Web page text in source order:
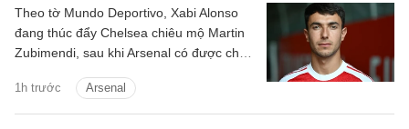
1h trước Arsenal
Theo tờ Mundo Deportivo, Xabi Alonso
đang thúc đẩy Chelsea chiêu mộ Martin
Zubimendi, sau khi Arsenal có được chữ